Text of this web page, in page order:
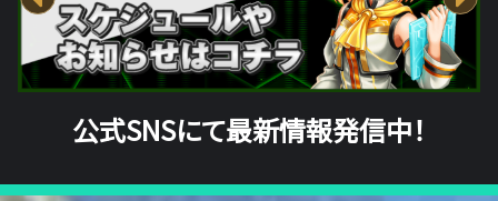
公式SNSにて最新情報発信中！